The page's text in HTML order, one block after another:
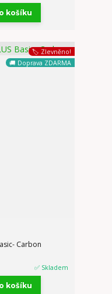
košíku
🏷️ Zlevněno!
🚚 Doprava ZDARMA
Carbon
✅ Skladem
košíku